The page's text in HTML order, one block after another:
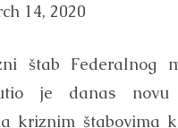
14, 2020
štab Federalnog
je danas novu
kriznim štabovima